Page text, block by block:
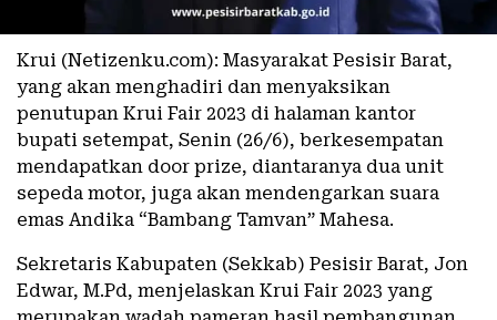
Krui (Netizenku.com): Masyarakat Pesisir Barat,
yang akan menghadiri dan menyaksikan
penutupan Krui Fair 2023 di halaman kantor
bupati setempat, Senin (26/6), berkesempatan
mendapatkan door prize, diantaranya dua unit
sepeda motor, juga akan mendengarkan suara
emas Andika “Bambang Tamvan” Mahesa.
Sekretaris Kabupaten (Sekkab) Pesisir Barat, Jon
Edwar, M.Pd, menjelaskan Krui Fair 2023 yang